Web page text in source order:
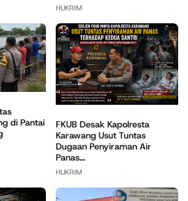
HUKRIM
di Pantai
FKUB Desak Kapolresta
Karawang Usut Tuntas
Dugaan Penyiraman Air
Panas...
HUKRIM